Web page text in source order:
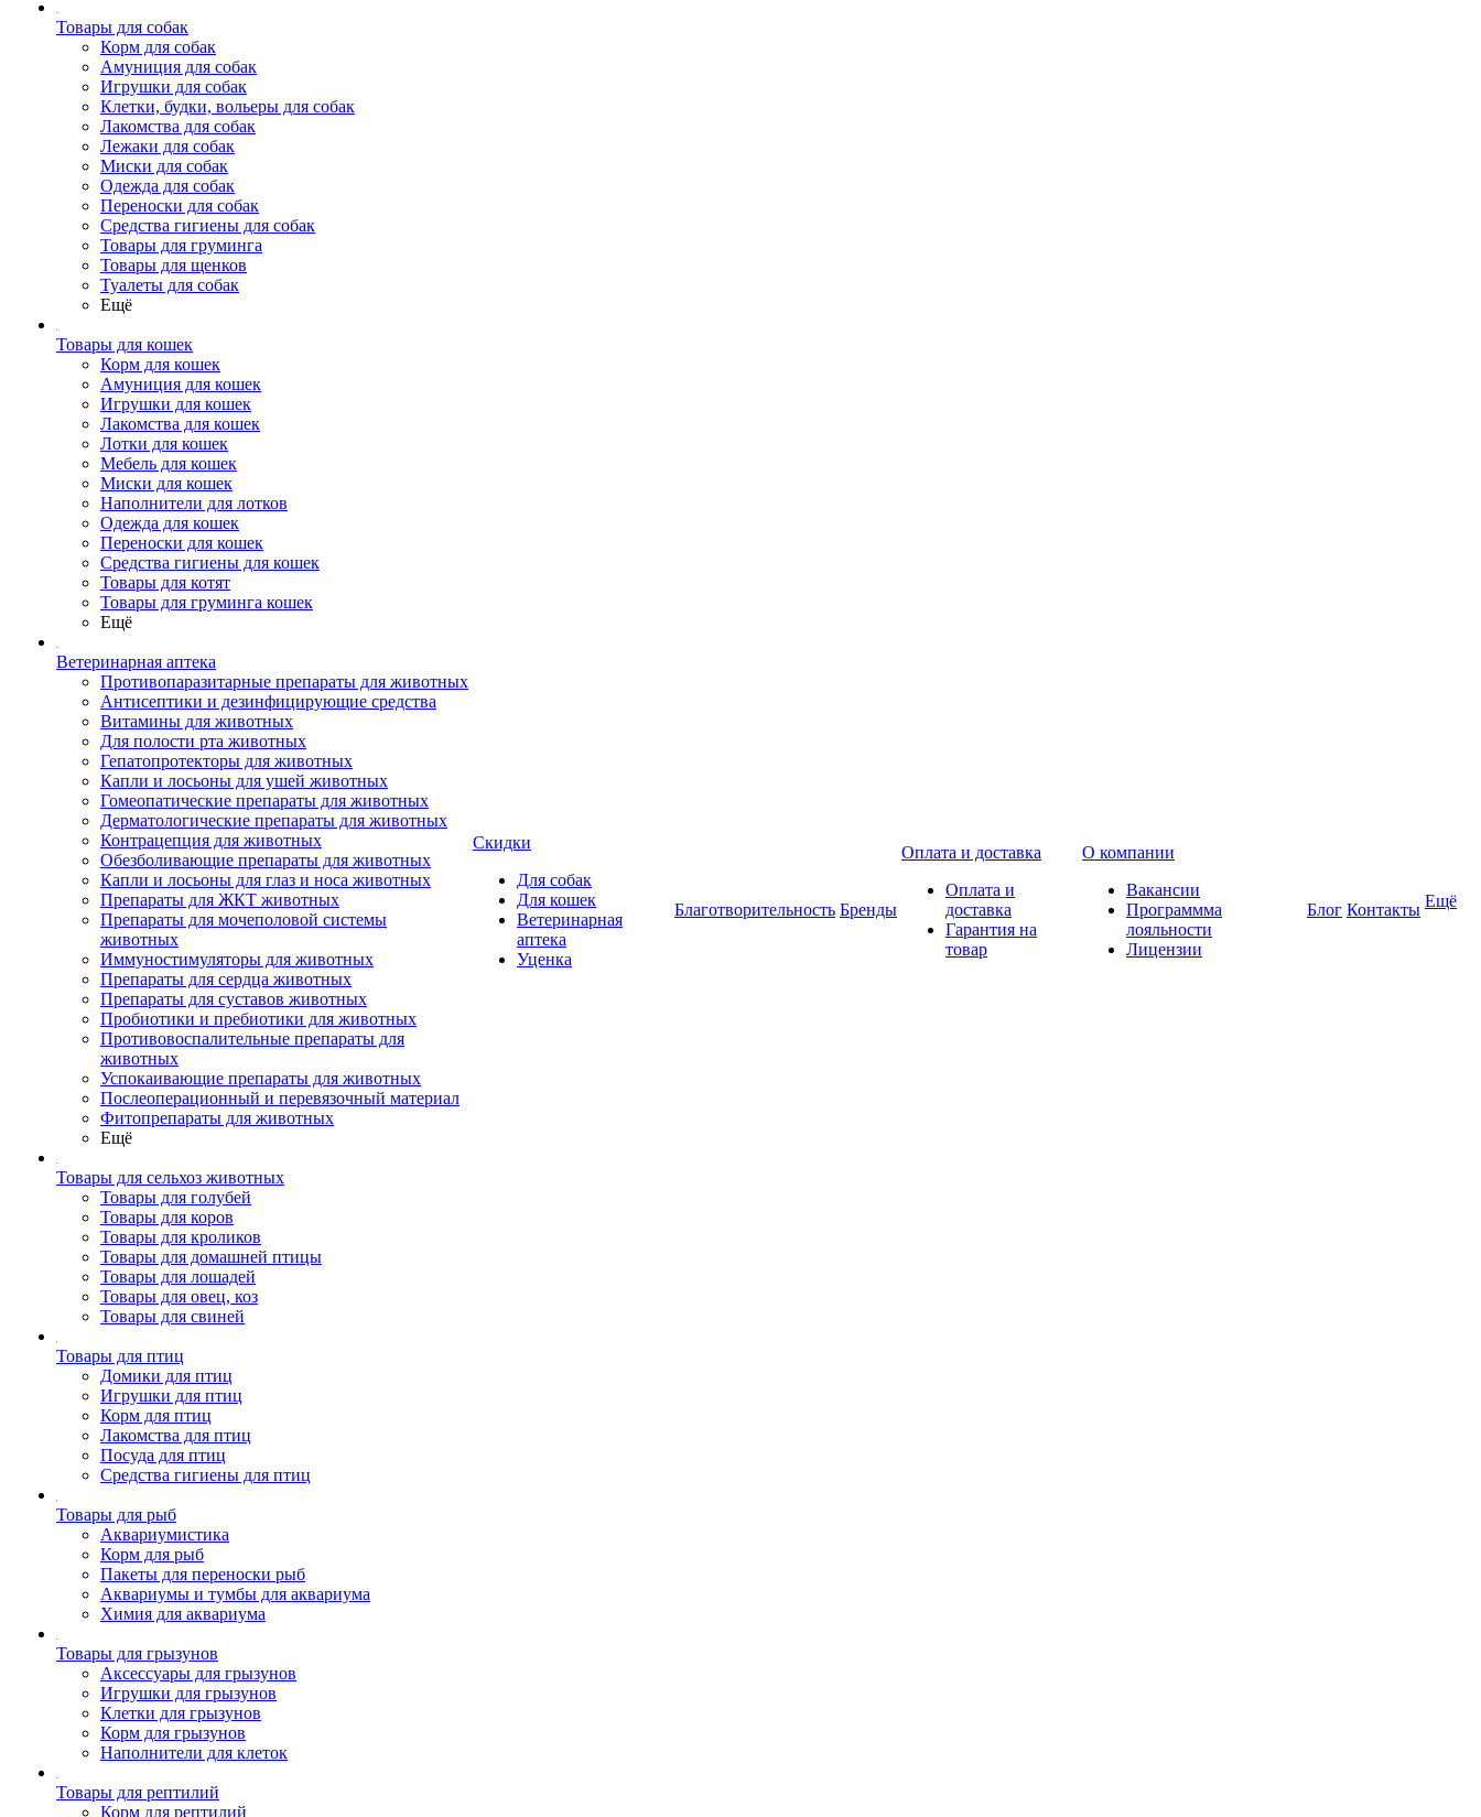
Товары для собак
Корм для собак
Амуниция для собак
Игрушки для собак
Клетки, будки, вольеры для собак
Лакомства для собак
Лежаки для собак
Миски для собак
Одежда для собак
Переноски для собак
Средства гигиены для собак
Товары для груминга
Товары для щенков
Туалеты для собак
Ещё
Товары для кошек
Корм для кошек
Амуниция для кошек
Игрушки для кошек
Лакомства для кошек
Лотки для кошек
Мебель для кошек
Миски для кошек
Наполнители для лотков
Одежда для кошек
Переноски для кошек
Средства гигиены для кошек
Товары для котят
Товары для груминга кошек
Ещё
Ветеринарная аптека
Противопаразитарные препараты для животных
Антисептики и дезинфицирующие средства
Витамины для животных
Для полости рта животных
Гепатопротекторы для животных
Капли и лосьоны для ушей животных
Гомеопатические препараты для животных
Дерматологические препараты для животных
Контрацепция для животных
Обезболивающие препараты для животных
Капли и лосьоны для глаз и носа животных
Препараты для ЖКТ животных
Препараты для мочеполовой системы
животных
Иммуностимуляторы для животных
Препараты для сердца животных
Препараты для суставов животных
Пробиотики и пребиотики для животных
Противовоспалительные препараты для
животных
Успокаивающие препараты для животных
Послеоперационный и перевязочный материал
Фитопрепараты для животных
Ещё
Товары для сельхоз животных
Товары для голубей
Товары для коров
Товары для кроликов
Товары для домашней птицы
Товары для лошадей
Товары для овец, коз
Товары для свиней
Товары для птиц
Домики для птиц
Игрушки для птиц
Корм для птиц
Лакомства для птиц
Посуда для птиц
Средства гигиены для птиц
Товары для рыб
Аквариумистика
Корм для рыб
Пакеты для переноски рыб
Аквариумы и тумбы для аквариума
Химия для аквариума
Товары для грызунов
Аксессуары для грызунов
Игрушки для грызунов
Клетки для грызунов
Корм для грызунов
Наполнители для клеток
Товары для рептилий
Корм для рептилий
Скидки
Для собак
Для кошек
Ветеринарная
аптека
Уценка
Благотворительность Бренды
Оплата и доставка
Оплата и
доставка
Гарантия на
товар
О компании
Вакансии
Программма
лояльности
Лицензии
Блог Контакты Ещё